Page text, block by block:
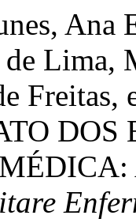
Ana
Lima,